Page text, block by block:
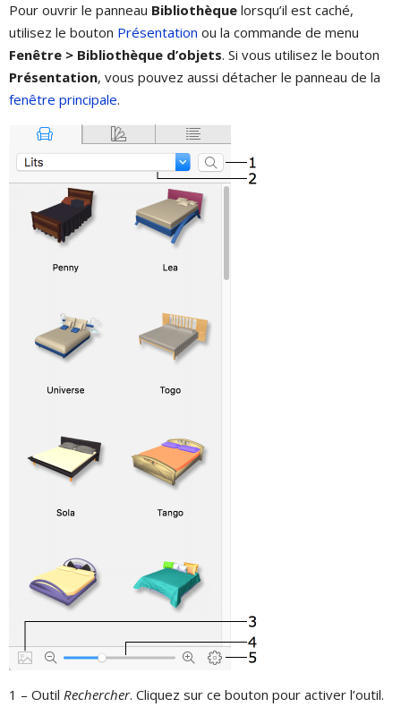
Pour ouvrir le panneau Bibliothèque lorsqu’il est caché,
utilisez le bouton Présentation ou la commande de menu
Fenêtre > Bibliothèque d’objets. Si vous utilisez le bouton
Présentation, vous pouvez aussi détacher le panneau de la
fenêtre principale.
1 – Outil Rechercher. Cliquez sur ce bouton pour activer l’outil.